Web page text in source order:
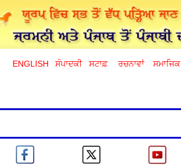
ENGLISH ਸੰਪਾਦਕੀ ਸਟਾਫ਼ ਰਚਨਾਵਾਂ ਸਮਾਜਿਕ